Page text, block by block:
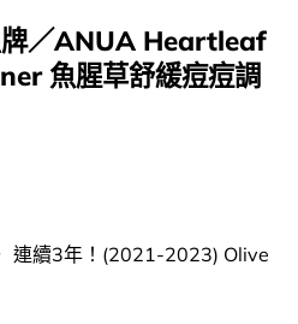
牌／ANUA Heartleaf
魚腥草舒緩痘痘調
連續3年！(2021-2023) Olive